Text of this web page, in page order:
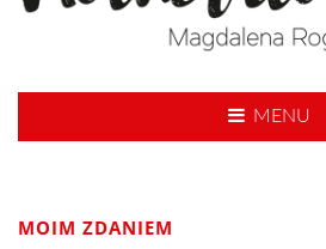
MENU
MOIM ZDANIEM